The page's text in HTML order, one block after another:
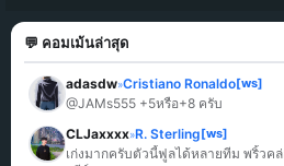
💬 คอมเม้นล่าสุด
adasdw»Cristiano Ronaldo[ws]
@JAMs555 +5หรือ+8 ครับ
CLJaxxxx»R. Sterling[ws]
เก่งมากครับตัวนี้ฟูลได้หลายทีม พริ้วค